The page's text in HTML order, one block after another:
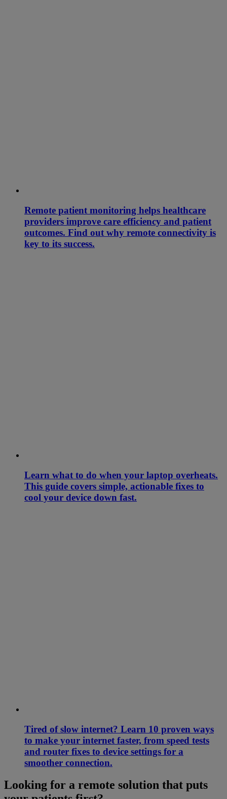
Remote patient monitoring helps healthcare
providers improve care efficiency and patient
outcomes. Find out why remote connectivity is
key to its success.
Learn what to do when your laptop overheats.
This guide covers simple, actionable fixes to
cool your device down fast.
Tired of slow internet? Learn 10 proven ways
to make your internet faster, from speed tests
and router fixes to device settings for a
smoother connection.
Looking for a remote solution that puts